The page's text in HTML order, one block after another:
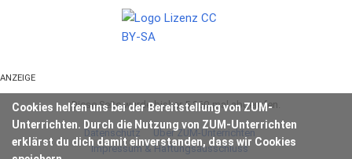
Cookies helfen uns bei der Bereitstellung von ZUM-
Unterrichten. Durch die Nutzung von ZUM-Unterrichten
erklärst du dich damit einverstanden, dass wir Cookies
ANZEIGE
Diese Seite wurde bisher 5.260-mal abgerufen.
Datenschutz
Über ZUM-Unterrichten
Impressum & Haftungsausschluss